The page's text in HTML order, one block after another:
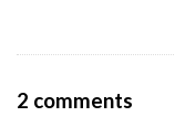
2 comments